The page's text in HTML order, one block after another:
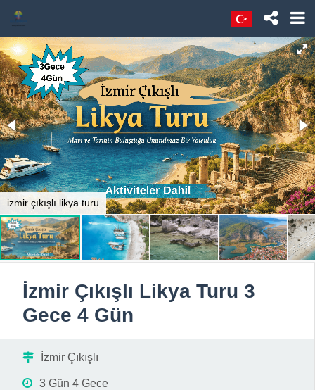
izmir çıkışlı likya turu
İzmir Çıkışlı Likya Turu 3
Gece 4 Gün
İzmir Çıkışlı
3 Gün 4 Gece